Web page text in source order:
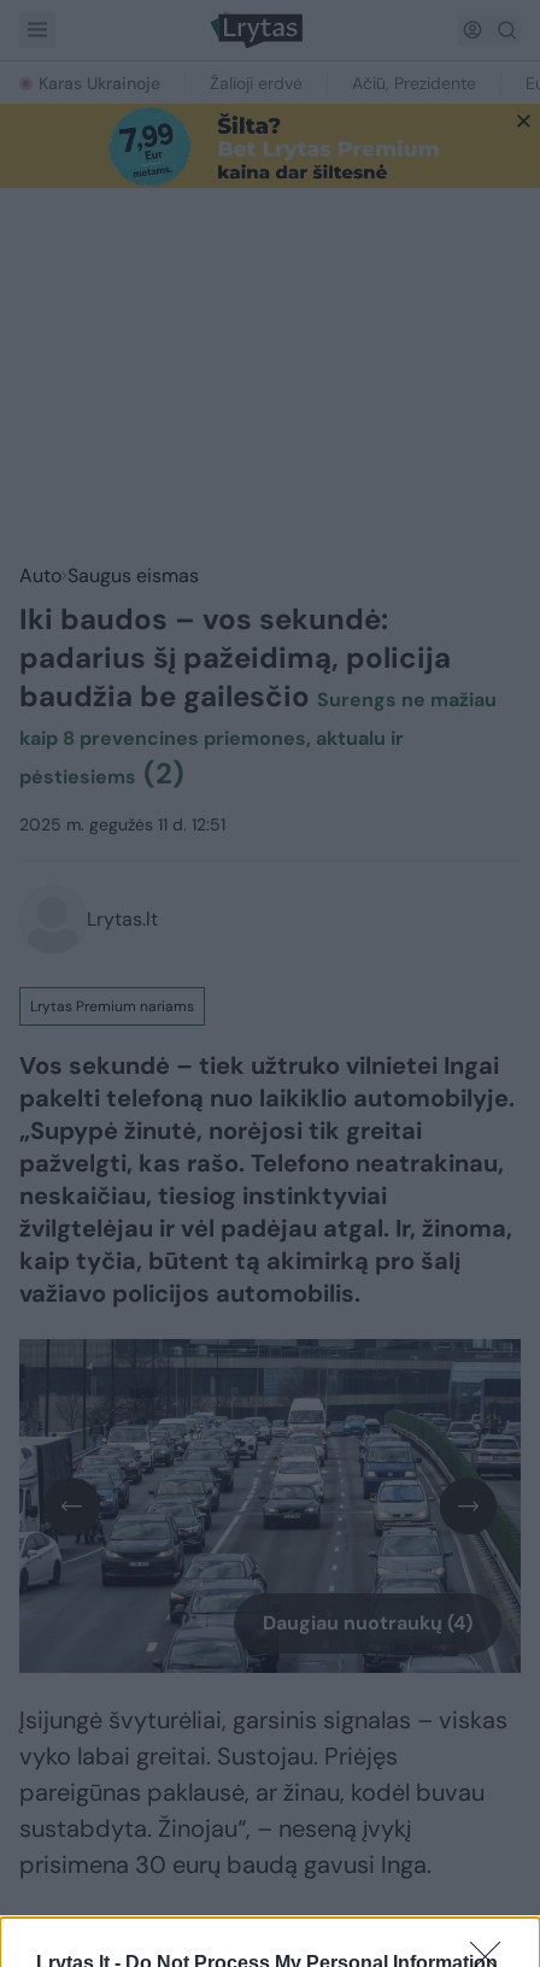
Lrytas.lt - Do Not Process My Personal Information
Karas Ukrainoje Žalioji erdvė Ačiū, Prezidente
Auto Saugus eismas
Iki baudos – vos sekundė:
padarius šį pažeidimą, policija
baudžia be gailesčio Surengs ne mažiau
kaip 8 prevencines priemones, aktualu ir
pėstiesiems (2)
2025 m. gegužės 11 d. 12:51
Lrytas.lt
Lrytas Premium nariams
Vos sekundė – tiek užtruko vilnietei Ingai
pakelti telefoną nuo laikiklio automobilyje.
„Supypė žinutė, norėjosi tik greitai
pažvelgti, kas rašo. Telefono neatrakinau,
neskaičiau, tiesiog instinktyviai
žvilgtelėjau ir vėl padėjau atgal. Ir, žinoma,
kaip tyčia, būtent tą akimirką pro šalį
važiavo policijos automobilis.
Daugiau nuotraukų (4)
Įsijungė švyturėliai, garsinis signalas – viskas
vyko labai greitai. Sustojau. Priėjęs
pareigūnas paklausė, ar žinau, kodėl buvau
sustabdyta. Žinojau“, – neseną įvykį
prisimena 30 eurų baudą gavusi Inga.
Klaipėdietės Augustės vyrui teko sumokėti